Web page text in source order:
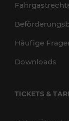
Häufige
Downloads
TICKETS &